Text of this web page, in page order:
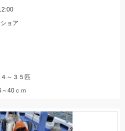
ョア
～３５匹
40ｃｍ